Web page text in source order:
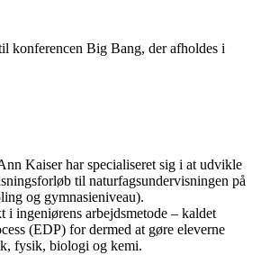
konferencen Big Bang, der afholdes i
Kaiser har specialiseret sig i at udvikle
til naturfagsundervisningen på
og gymnasieniveau).
i ingeniørens arbejdsmetode – kaldet
(EDP) for dermed at gøre eleverne
fysik, biologi og kemi.